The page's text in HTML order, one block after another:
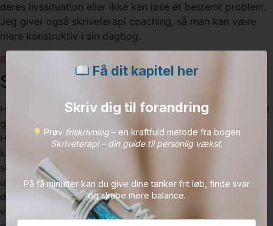
deres livssituation eller ikke kan løse et bestemt problem.
Jeg giver også skriveterapi coaching, så man kan være
mere konstruktiv i sin dagbog.
Bestil tid her
Sådan kommer du videre
Hvis du får øje på, at du har skrevet om det samme en del
gange, uden at rykke dig det mindste, så skriv om dét.
Hvordan opleves det at sidde fast? Hvad mærker du i
kroppen? Hvilke følelser giver det dig? Spørg også dig
selv, hvad der hindrer dig i at komme videre. Forhold dig
undersøgende uden straks at fordømme dig selv. Der er
det, der er. Og det er ikke sikkert, at du kan gøre noget
ved det lige nu, men det er mere hjælpsomt at se
Få dit kapitel her
Skriv dig til forandring
Prøv friskrivning – en kraftfuld metode fra bogen
Skriveterapi – din guide til personlig vækst.
På få minutter kan du give dine tanker frit løb, finde svar
og skabe mere balance.